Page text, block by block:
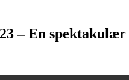
– En spektakulær